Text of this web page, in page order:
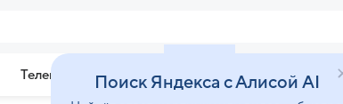
Телепрограмма Звезды
Поиск Яндекса с Алисой AI